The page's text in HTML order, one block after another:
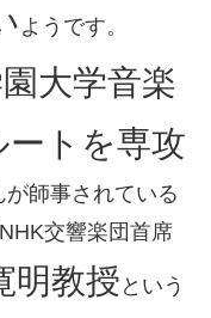
ようです。
大学音楽
ートを専攻
師事されている
交響楽団首席
明教授 という